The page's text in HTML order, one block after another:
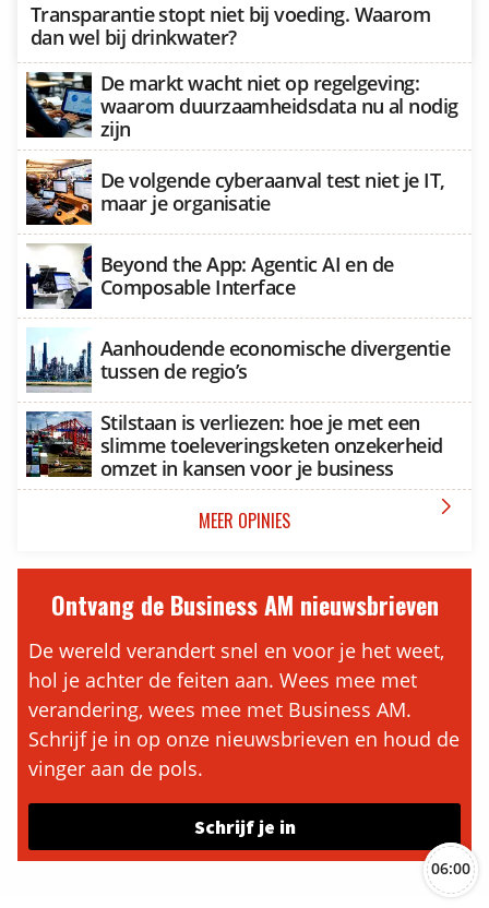
Transparantie stopt niet bij voeding. Waarom
dan wel bij drinkwater?
De markt wacht niet op regelgeving:
waarom duurzaamheidsdata nu al nodig
zijn
De volgende cyberaanval test niet je IT,
maar je organisatie
Beyond the App: Agentic AI en de
Composable Interface
Aanhoudende economische divergentie
tussen de regio’s
Stilstaan is verliezen: hoe je met een
slimme toeleveringsketen onzekerheid
omzet in kansen voor je business
MEER OPINIES

Ontvang de Business AM nieuwsbrieven
De wereld verandert snel en voor je het weet,
hol je achter de feiten aan. Wees mee met
verandering, wees mee met Business AM.
Schrijf je in op onze nieuwsbrieven en houd de
vinger aan de pols.
Schrijf je in
06:00